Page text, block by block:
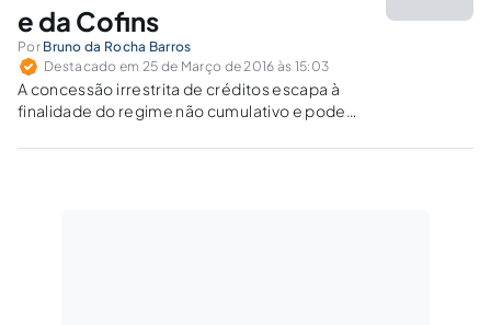
e da Cofins
Por Bruno da Rocha Barros
Destacado em 25 de Março de 2016 às 15:03
A concessão irrestrita de créditos escapa à
finalidade do regime não cumulativo e pode
incidentes não sobre a receita/faturamento,